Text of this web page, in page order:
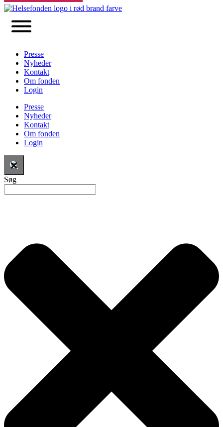
Presse
Nyheder
Kontakt
Om fonden
Login
Presse
Nyheder
Kontakt
Om fonden
Login
Søg